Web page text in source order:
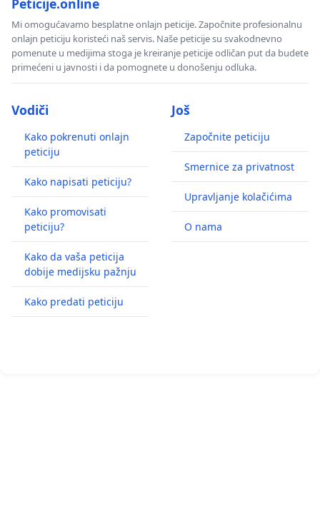
Peticije.online
Mi omogućavamo besplatne onlajn peticije. Započnite profesionalnu
onlajn peticiju koristeći naš servis. Naše peticije su svakodnevno
pomenute u medijima stoga je kreiranje peticije odličan put da budete
primećeni u javnosti i da pomognete u donošenju odluka.
Vodiči
Kako pokrenuti onlajn
peticiju
Kako napisati peticiju?
Kako promovisati
peticiju?
Kako da vaša peticija
dobije medijsku pažnju
Kako predati peticiju
Još
Započnite peticiju
Smernice za privatnost
Upravljanje kolačićima
O nama